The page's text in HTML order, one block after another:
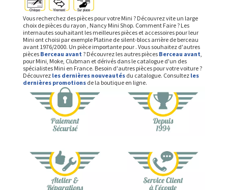
Vous recherchez des pièces pour votre Mini ? Découvrez vite un large
choix de pièces du rayon , Nancy Mini Shop. Comment Faire ? Les
internautes souhaitant les meilleures pièces et accessoires pour leur
Mini ont choisi par exemple Platine de silent-blocs arrière de berceau
avant 1976/2000. Un pièce importante pour . Vous souhaitez d'autres
pièces Berceau avant ? Découvrez les autres pièces Berceau avant
pour Mini, Moke, Clubman et dérivés dans le catalogue d'un des
spécialistes Mini en France. Besoin d'autres pièces pour votre voiture ?
Découvrez les dernières nouveautésdu catalogue. Consultez les
dernières promotionsde la boutique en ligne.